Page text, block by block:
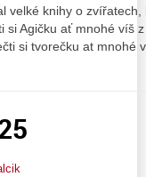
velké knihy o
si Agičku ať mnohé víš
si tvorečku at mnohé